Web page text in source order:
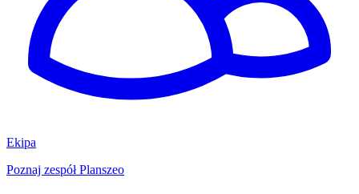
Ekipa
Poznaj zespół Planszeo